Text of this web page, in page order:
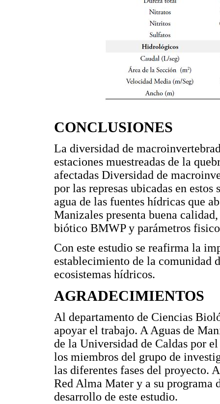
CONCLUSIONES
La diversidad de
estaciones muestreadas de la
afectadas Diversidad de
por las represas ubicadas en
agua de las fuentes hídricas que
Manizales presenta buena
biótico BMWP y parámetros
Con este estudio se reafirma la
establecimiento de la comunidad
ecosistemas hídricos.
AGRADECIMIENTOS
Al departamento de Ciencias
apoyar el trabajo. A Aguas de
de la Universidad de Caldas por
los miembros del grupo de
las diferentes fases del proyecto.
Red Alma Mater y a su programa
desarrollo de este estudio.